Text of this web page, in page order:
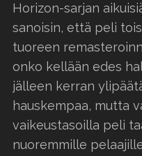
Horizon-sarjan
sanoisin, että peli
tuoreen
onko kellään edes
jälleen kerran
hauskempaa, mutta
vaikeustasoilla peli
nuoremmille